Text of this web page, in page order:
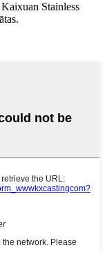
Stainless